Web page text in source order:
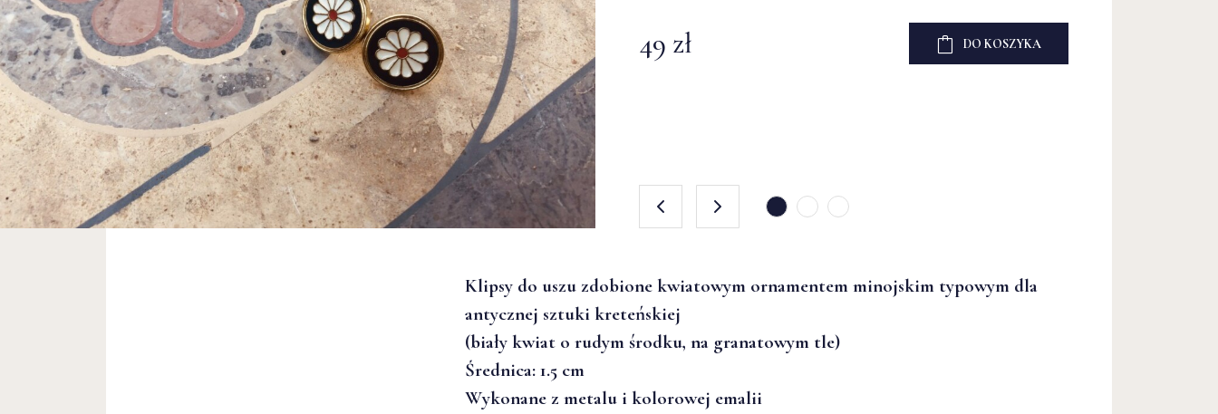
49 zł DO KOSZYKA
49 zł DO KOSZYKA
49 zł DO KOSZYKA
Klipsy do uszu zdobione kwiatowym ornamentem minojskim typowym dla
antycznej sztuki kreteńskiej
(biały kwiat o rudym środku, na granatowym tle)
Średnica: 1.5 cm
Wykonane z metalu i kolorowej emalii